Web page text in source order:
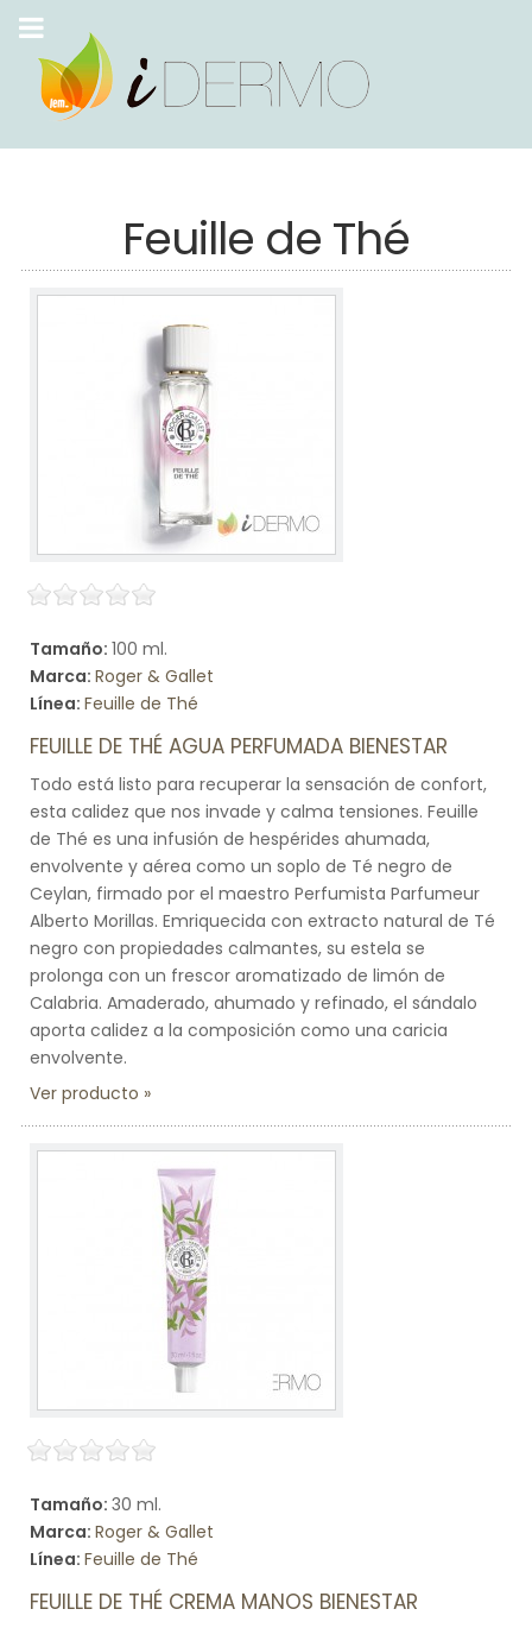
Feuille de Thé
Tamaño: 100 ml.
Marca: Roger & Gallet
Línea: Feuille de Thé
FEUILLE DE THÉ AGUA PERFUMADA BIENESTAR
Todo está listo para recuperar la sensación de confort,
esta calidez que nos invade y calma tensiones. Feuille
de Thé es una infusión de hespérides ahumada,
envolvente y aérea como un soplo de Té negro de
Ceylan, firmado por el maestro Perfumista Parfumeur
Alberto Morillas. Emriquecida con extracto natural de Té
negro con propiedades calmantes, su estela se
prolonga con un frescor aromatizado de limón de
Calabria. Amaderado, ahumado y refinado, el sándalo
aporta calidez a la composición como una caricia
envolvente.
Ver producto
Tamaño: 30 ml.
Marca: Roger & Gallet
Línea: Feuille de Thé
FEUILLE DE THÉ CREMA MANOS BIENESTAR